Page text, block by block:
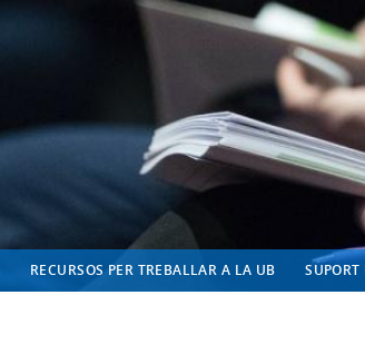
RECURSOS PER TREBALLAR A LA UB